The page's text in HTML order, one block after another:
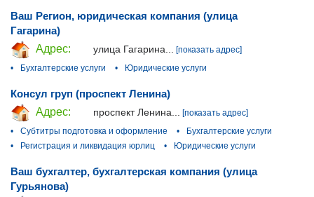
Ваш Регион, юридическая компания (улица
Гагарина)
Адрес:
улица Гагарина...
[показать адрес]
•
Бухгалтерские услуги • Юридические услуги
Консул груп (проспект Ленина)
Адрес:
проспект Ленина...
[показать адрес]
•
Субтитры подготовка и оформление •
Бухгалтерские услуги
•
Регистрация и ликвидация юрлиц • Юридические услуги
Ваш бухгалтер, бухгалтерская компания (улица
Гурьянова)